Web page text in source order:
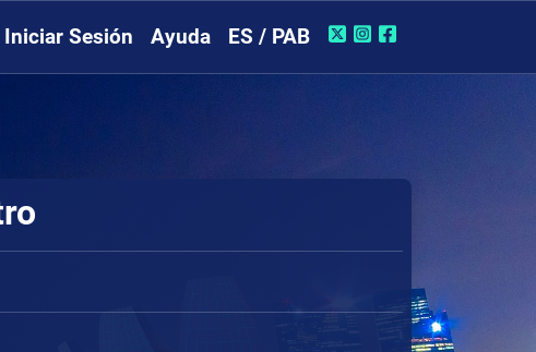
Iniciar Sesión Ayuda ES / PAB